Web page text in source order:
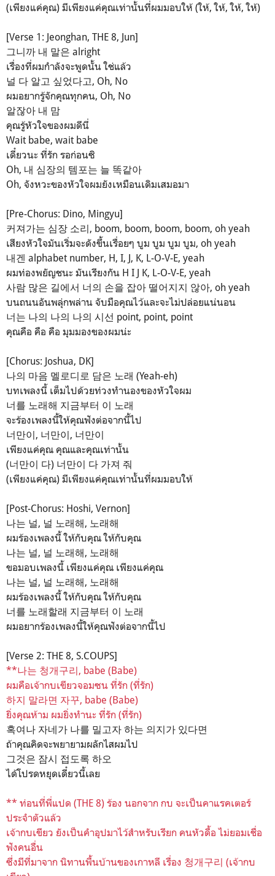
(เพียงแค่คุณ) มีเพียงแค่คุณเท่านั้นที่ผมมอบให้ (ให้, ให้, ให้, ให้)
[Verse 1: Jeonghan, THE 8, Jun]
그니까 내 말은 alright
เรื่องที่ผมกำลังจะพูดนั้น ใช่แล้ว
널 다 알고 싶었다고, Oh, No
ผมอยากรู้จักคุณทุกคน, Oh, No
알잖아 내 맘
คุณรู้หัวใจของผมดีนี่
Wait babe, wait babe
เดี๋ยวนะ ที่รัก รอก่อนซิ
Oh, 내 심장의 템포는 늘 똑같아
Oh, จังหวะของหัวใจผมยังเหมือนเดิมเสมอมา
[Pre-Chorus: Dino, Mingyu]
커져가는 심장 소리, boom, boom, boom, boom, oh yeah
เสียงหัวใจมันเริ่มจะดังขึ้นเรื่อยๆ บูม บูม บูม บูม, oh yeah
내겐 alphabet number, H, I, J, K, L-O-V-E, yeah
ผมท่องพยัญชนะ มันเรียงกัน H I J K, L-O-V-E, yeah
사람 많은 길에서 너의 손을 잡아 떨어지지 않아, oh yeah
บนถนนอันพลุ่กพล่าน จับมือคุณไว้และจะไม่ปล่อยแน่นอน
너는 나의 나의 나의 시선 point, point, point
คุณคือ คือ คือ มุมมองของผมน่ะ
[Chorus: Joshua, DK]
나의 마음 멜로디로 담은 노래 (Yeah-eh)
บทเพลงนี้ เต็มไปด้วยท่วงทำนองของหัวใจผม
너를 노래해 지금부터 이 노래
จะร้องเพลงนี้ให้คุณฟังต่อจากนี้ไป
너만이, 너만이, 너만이
เพียงแค่คุณ คุณและคุณเท่านั้น
(너만이 다) 너만이 다 가져 줘
(เพียงแค่คุณ) มีเพียงแค่คุณเท่านั้นที่ผมมอบให้
[Post-Chorus: Hoshi, Vernon]
나는 널, 널 노래해, 노래해
ผมร้องเพลงนี้ ให้กับคุณ ให้กับคุณ
나는 널, 널 노래해, 노래해
ขอมอบเพลงนี้ เพียงแค่คุณ เพียงแค่คุณ
나는 널, 널 노래해, 노래해
ผมร้องเพลงนี้ ให้กับคุณ ให้กับคุณ
너를 노래할래 지금부터 이 노래
ผมอยากร้องเพลงนี้ให้คุณฟังต่อจากนี้ไป
[Verse 2: THE 8, S.COUPS]
**나는 청개구리, babe (Babe)
ผมคือเจ้ากบเขียวจอมซน ที่รัก (ที่รัก)
하지 말라면 자꾸, babe (Babe)
ยิ่งคุณห้าม ผมยิ่งทำนะ ที่รัก (ที่รัก)
혹여나 자네가 나를 밀고자 하는 의지가 있다면
ถ้าคุณคิดจะพยายามผลักไสผมไป
그것은 잠시 접도록 하오
ได้โปรดหยุดเดี๋ยวนี้เลย
** ท่อนที่พี่แปด (THE 8) ร้อง นอกจาก กบ จะเป็นคาแรคเตอร์
ประจำตัวแล้ว
เจ้ากบเขียว ยังเป็นคำอุปมาไว้สำหรับเรียก คนหัวดื้อ ไม่ยอมเชื่อ
ฟังคนอื่น
ซึ่งมีที่มาจาก นิทานพื้นบ้านของเกาหลี เรื่อง 청개구리 (เจ้ากบ